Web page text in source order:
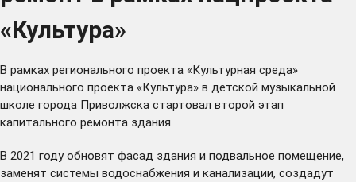
«Культура»
В рамках регионального проекта «Культурная среда»
национального проекта «Культура» в детской музыкальной
школе города Приволжска стартовал второй этап
капитального ремонта здания.
В 2021 году обновят фасад здания и подвальное помещение,
заменят системы водоснабжения и канализации, создадут